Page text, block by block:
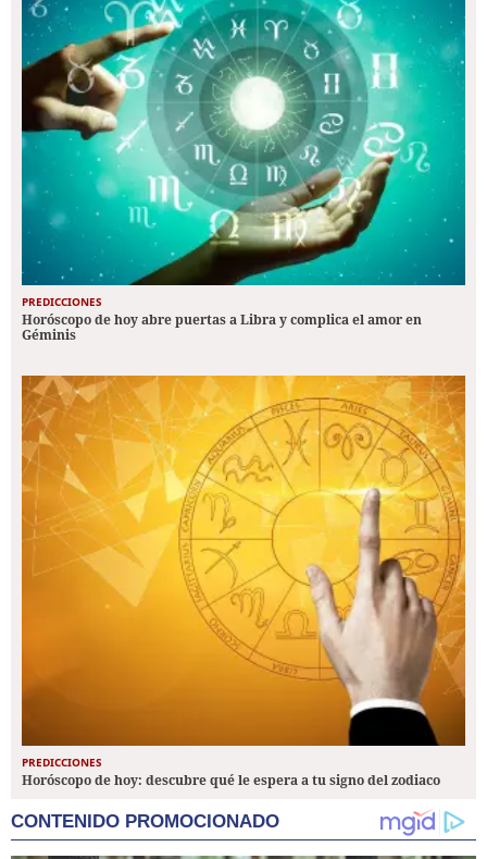
PREDICCIONES
Horóscopo de hoy abre puertas a Libra y complica el amor en
Géminis
PREDICCIONES
Horóscopo de hoy: descubre qué le espera a tu signo del zodiaco
CONTENIDO PROMOCIONADO